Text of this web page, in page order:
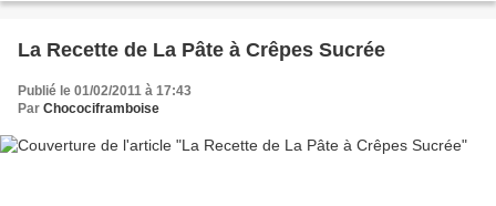
La Recette de La Pâte à Crêpes Sucrée
Publié le 01/02/2011 à 17:43
Par Chocociframboise